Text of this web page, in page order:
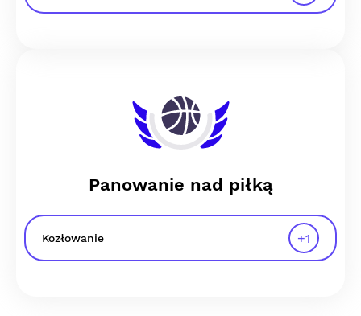
Panowanie nad piłką
Kozłowanie +1